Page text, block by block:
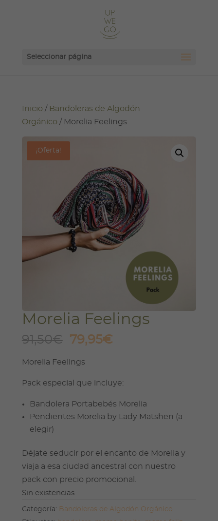
Seleccionar página
Inicio / Bandoleras de Algodón
Orgánico / Morelia Feelings
¡Oferta!
Morelia Feelings
91,50€
El
original
era:
79,95€El
es:
Morelia Feelings
Pack especial que incluye:
Bandolera Portabebés Morelia
Pendientes Morelia by Lady Matshen (a
elegir)
Déjate seducir por el encanto de Morelia y
viaja a esa ciudad ancestral con nuestro
pack con precio promocional.
Sin existencias
Categoría: Bandoleras de Algodón Orgánico